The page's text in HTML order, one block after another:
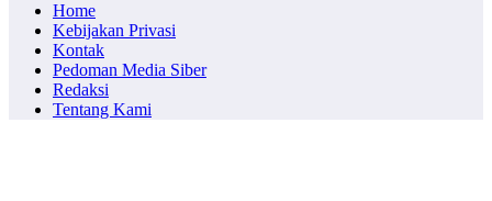
Home
Kebijakan Privasi
Kontak
Pedoman Media Siber
Redaksi
Tentang Kami